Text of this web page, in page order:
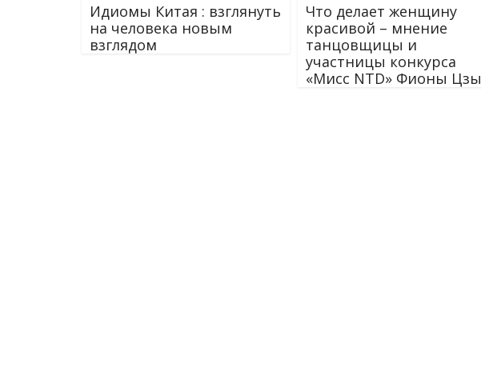
Идиомы Китая : взглянуть
на человека новым
взглядом
Что делает женщину
красивой – мнение
танцовщицы и
участницы конкурса
«Мисс NTD» Фионы Цзы